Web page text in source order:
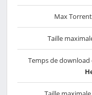
Max
Taille
Temps de